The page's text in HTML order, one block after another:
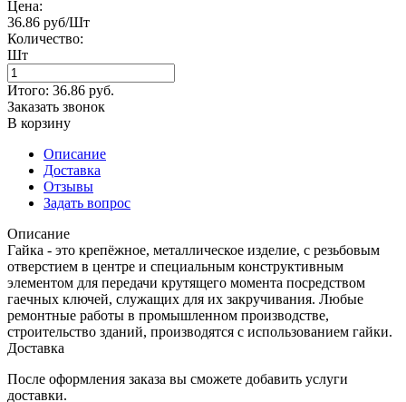
Цена:
36.86 руб/Шт
Количество:
Шт
Итого: 36.86 руб.
Заказать звонок
В корзину
Описание
Доставка
Отзывы
Задать вопрос
Описание
Гайка - это крепёжное, металлическое изделие, с резьбовым
отверстием в центре и специальным конструктивным
элементом для передачи крутящего момента посредством
гаечных ключей, служащих для их закручивания. Любые
ремонтные работы в промышленном производстве,
строительство зданий, производятся с использованием гайки.
Доставка
После оформления заказа вы сможете добавить услуги
доставки.